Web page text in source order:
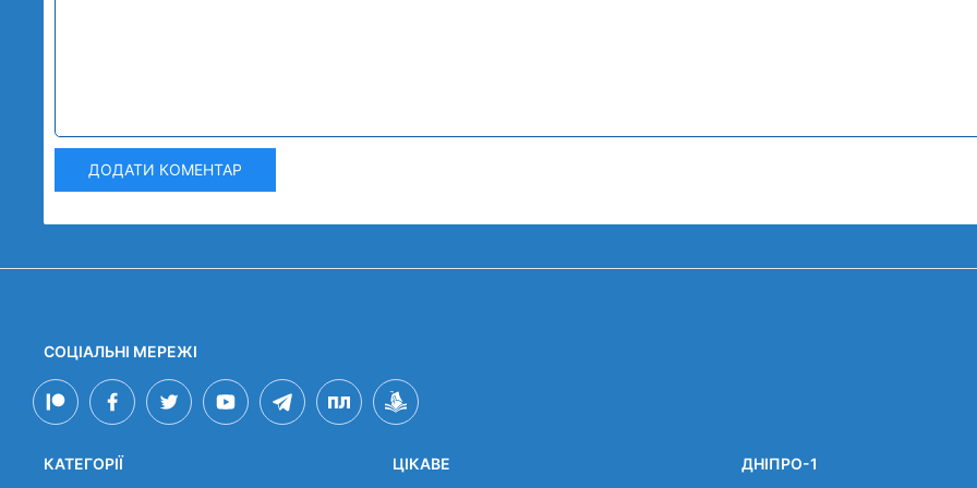
ДОДАТИ КОМЕНТАР
СОЦІАЛЬНІ МЕРЕЖІ
КАТЕГОРІЇ ЦІКАВЕ ДНІПРО-1